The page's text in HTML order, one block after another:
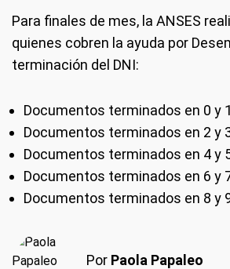
Para finales de mes, la ANSES
quienes cobren la ayuda por
terminación del DNI:
Documentos terminados en 0 y
Documentos terminados en 2 y
Documentos terminados en 4 y
Documentos terminados en 6 y
Documentos terminados en 8 y
Por Paola Papaleo